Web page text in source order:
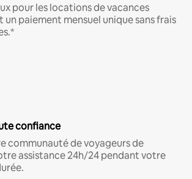
pour les locations de vacances
un paiement mensuel unique sans frais
confiance
communauté de voyageurs de
assistance 24h/24 pendant votre